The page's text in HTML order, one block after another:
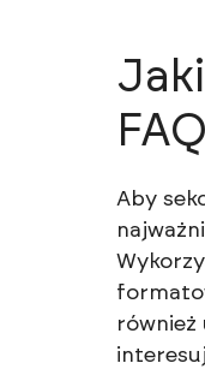
Aby
również